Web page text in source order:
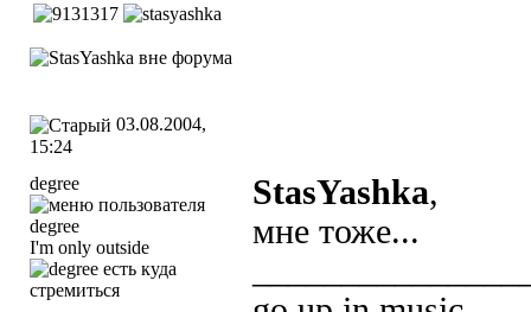
03.08.2004,
15:24
degree
I'm only outside
StasYashka,
мне тоже...